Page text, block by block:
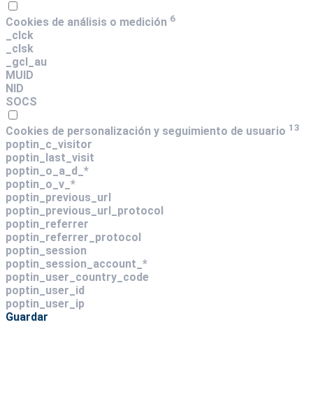
Cookies de análisis o medición 6
_clck
_clsk
_gcl_au
MUID
NID
SOCS
Cookies de personalización y seguimiento de usuario 13
poptin_c_visitor
poptin_last_visit
poptin_o_a_d_*
poptin_o_v_*
poptin_previous_url
poptin_previous_url_protocol
poptin_referrer
poptin_referrer_protocol
poptin_session
poptin_session_account_*
poptin_user_country_code
poptin_user_id
poptin_user_ip
Guardar